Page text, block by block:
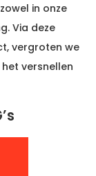
in onze
Via deze
vergroten we
versnellen